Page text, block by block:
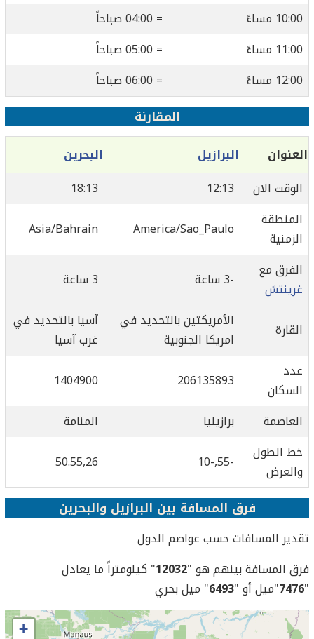
10:00 مساءً
= 04:00 صباحاً
11:00 مساءً
= 05:00 صباحاً
12:00 مساءً
= 06:00 صباحاً
المقارنة
العنوان البرازيل
البحرين
الوقت الان
12:13
18:13
المنطقة
الزمنية
America/Sao_Paulo
Asia/Bahrain
الفرق مع
غرينتش
-3 ساعة 3 ساعة
القارة
الأمريكتين بالتحديد في
امريكا الجنوبية
آسيا بالتحديد في
غرب آسيا
عدد
السكان
206135893
1404900
العاصمة
برازيليا
المنامة
خط الطول
والعرض
-55,-10
50.55,26
فرق المسافة بين البرازيل والبحرين
تقدير المسافات حسب عواصم الدول
فرق المسافة بينهم هو "12032" كيلومتراً ما يعادل
"
7476"ميل أو "6493" ميل بحري
+